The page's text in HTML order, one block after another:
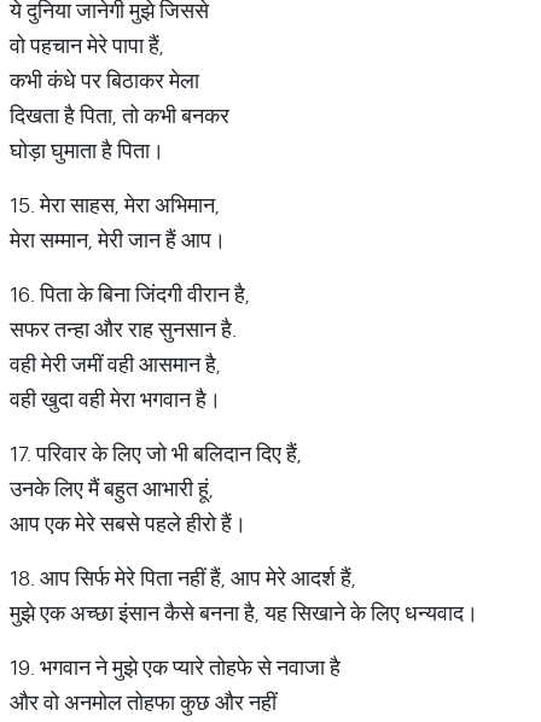
ये दुनिया जानेगी मुझे जिससे
वो पहचान मेरे पापा हैं,
कभी कंधे पर बिठाकर मेला
दिखता है पिता, तो कभी बनकर
घोड़ा घुमाता है पिता।
15. मेरा साहस, मेरा अभिमान,
मेरा सम्मान, मेरी जान हैं आप।
16. पिता के बिना जिंदगी वीरान है,
सफर तन्हा और राह सुनसान है.
वही मेरी जमीं वही आसमान है,
वही खुदा वही मेरा भगवान है।
17. परिवार के लिए जो भी बलिदान दिए हैं,
उनके लिए मैं बहुत आभारी हूं,
आप एक मेरे सबसे पहले हीरो हैं।
18. आप सिर्फ मेरे पिता नहीं हैं, आप मेरे आदर्श हैं,
मुझे एक अच्छा इंसान कैसे बनना है, यह सिखाने के लिए धन्यवाद।
19. भगवान ने मुझे एक प्यारे तोहफे से नवाजा है
और वो अनमोल तोहफा कुछ और नहीं